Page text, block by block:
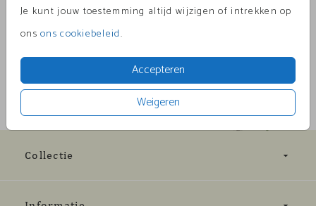
Je kunt jouw toestemming altijd wijzigen of intrekken op
onsons cookiebeleid.
Accepteren
Weigeren
lavendel 12 x 18
Collectie